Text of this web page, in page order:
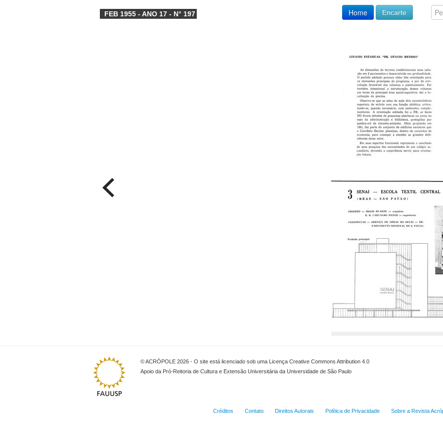
FEB 1955 - ANO 17 - N° 197 Home Encarte
© ACRÓPOLE 2026 - O site está licenciado sob uma Licença Creative Commons Attribution 4.0
Apoio da Pró-Reitoria de Cultura e Extensão Universitária da Universidade de São Paulo
Créditos Contato Direitos Autorais Política de Privacidade Sobre a Revista